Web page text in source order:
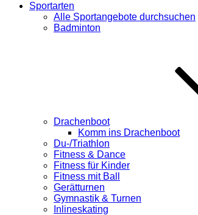
Sportarten
Alle Sportangebote durchsuchen
Badminton
Drachenboot
Komm ins Drachenboot
Du-/Triathlon
Fitness & Dance
Fitness für Kinder
Fitness mit Ball
Gerätturnen
Gymnastik & Turnen
Inlineskating